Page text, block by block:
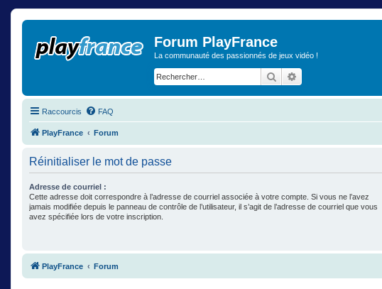
Forum PlayFrance
La communauté des passionnés de jeux vidéo !
Rechercher
Raccourcis FAQ
PlayFrance Forum
Réinitialiser le mot de passe
Adresse de courriel :
Cette adresse doit correspondre à l’adresse de courriel associée à votre compte. Si vous ne l’avez
jamais modifiée depuis le panneau de contrôle de l’utilisateur, il s’agit de l’adresse de courriel que vous
avez spécifiée lors de votre inscription.
PlayFrance Forum